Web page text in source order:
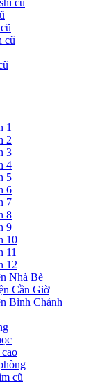
cũ
1
2
3
4
5
6
7
8
9
10
11
12
Nhà Bè
Cần Giờ
Bình Chánh
cũ